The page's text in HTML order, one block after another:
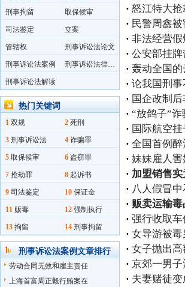
刑事拘留 取保候审
司法鉴定 立案
管辖权 刑事诉讼法论文
刑事诉讼法案例 刑事诉讼法律法规
刑事诉讼法解读
热门关键词
1 双规 2 死刑
3 刑事诉讼法 4 诈骗罪
5 取保候审 6 盗窃罪
7 抢劫罪 8 起诉书
9 司法鉴定 10 保证金
11 贩毒 12 强制执行
13 拘留 14 刑事拘留
刑事诉讼法案例文章排行
劳动合同无效和雇主责任
上海首富周正毅行贿案在
· 怒江特大
· 民警周鑫
· 非法经营
· 公安部挂
· 轰动全国
· 论我国刑
· 国企改制
· “放鸽子”
· 国际航空
· 全国首例
· 妹妹雇人
· 加盟销售
· 八人假冒
· 贩卖运输
· 强行收取
· 女导游被
· 女子抛出
· 京郊一男
· 夫妻赌徒变